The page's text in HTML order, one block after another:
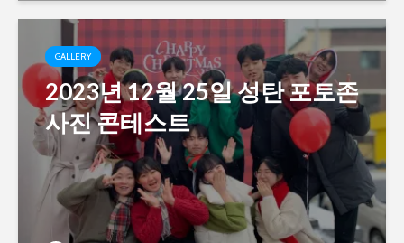
GALLERY
2023년 12월 25일 성탄 포토존
사진 콘테스트